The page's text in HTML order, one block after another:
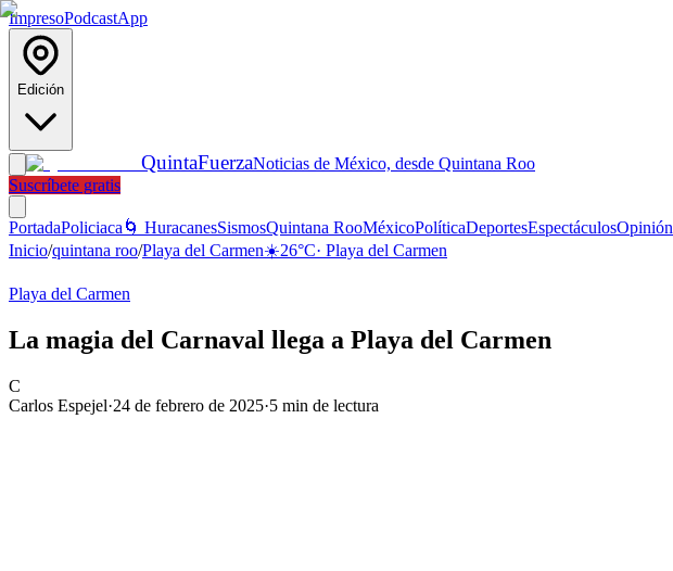
ImpresoPodcastApp
Edición
QuintaFuerzaNoticias de México, desde Quintana Roo
Suscríbete gratis
PortadaPoliciaca 🌀 HuracanesSismosQuintana RooMéxicoPolíticaDeportesEspectáculosOpinión
Inicio/quintana roo/Playa del Carmen☀️26°C· Playa del Carmen
Playa del Carmen
La magia del Carnaval llega a Playa del Carmen
C
Carlos Espejel·24 de febrero de 2025·5 min de lectura